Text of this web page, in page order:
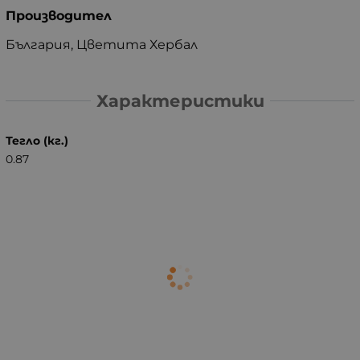
Производител
България, Цветита Хербал
Характеристики
Тегло (кг.)
0.87